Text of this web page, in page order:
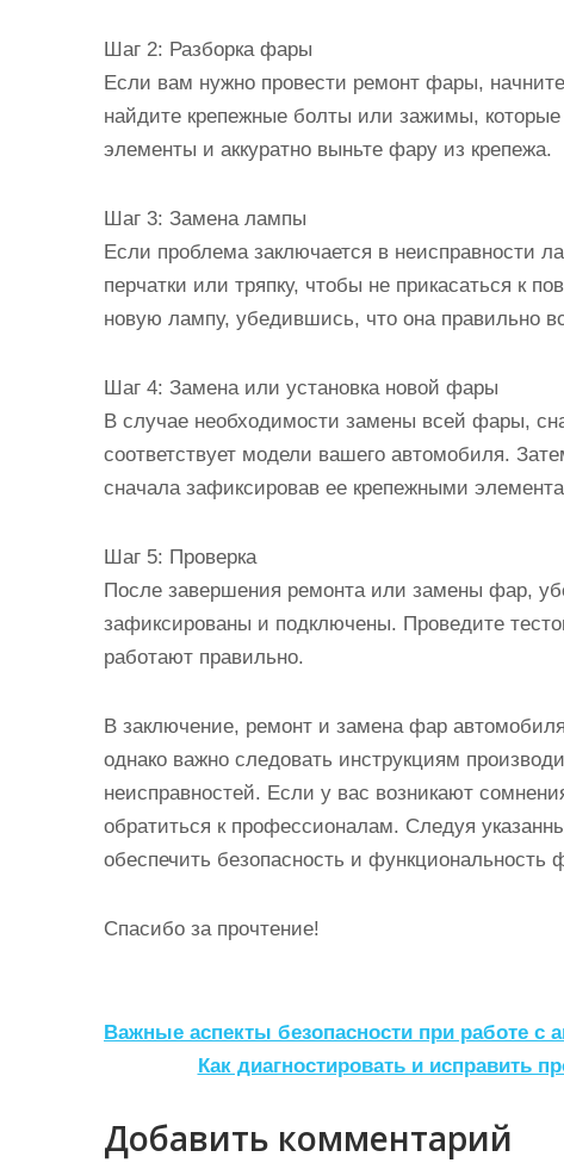
Шаг 2: Разборка фары
Если вам нужно провести ремонт фары,
найдите крепежные болты или зажимы,
элементы и аккуратно выньте фару из крепежа.
Шаг 3: Замена лампы
Если проблема заключается в неисправности
перчатки или тряпку, чтобы не прикасаться к
новую лампу, убедившись, что она правильно
Шаг 4: Замена или установка новой фары
В случае необходимости замены всей фары,
соответствует модели вашего автомобиля.
сначала зафиксировав ее крепежными
Шаг 5: Проверка
После завершения ремонта или замены фар,
зафиксированы и подключены. Проведите
работают правильно.
В заключение, ремонт и замена фар
однако важно следовать инструкциям
неисправностей. Если у вас возникают
обратиться к профессионалам. Следуя
обеспечить безопасность и функциональность
Спасибо за прочтение!
Н
в
и
Важные аспекты безопасности при работе с
Как диагностировать и исправить
Добавить комментарий